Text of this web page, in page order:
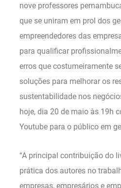
nove professores
que se uniram em prol dos
empreendedores das
para qualificar
erros que costumeiramente
soluções para melhorar os
sustentabilidade nos
hoje, dia 20 de maio às 19h
Youtube para o público em
“A principal contribuição do
prática dos autores no
empresas, empresários e